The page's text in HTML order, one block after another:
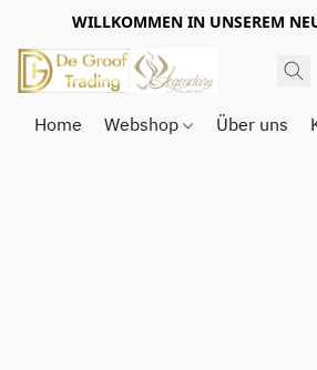
WILLKOMMEN IN UNSEREM
Home Webshop Über uns